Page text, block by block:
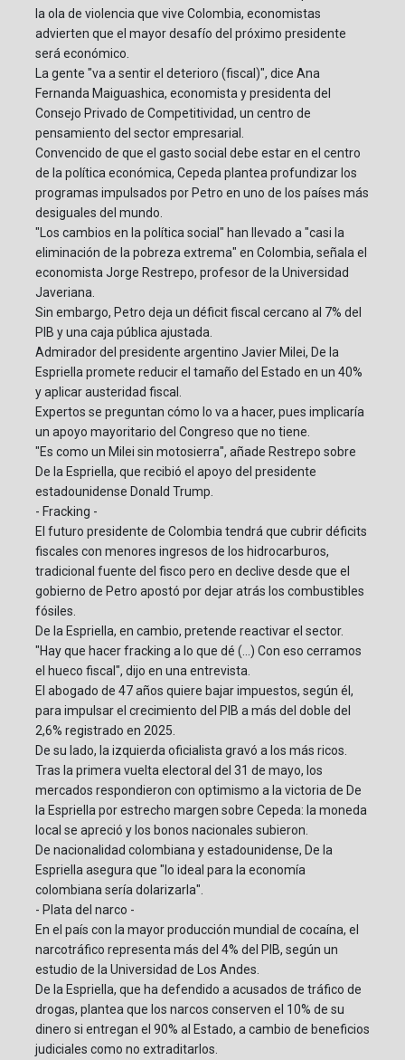
la ola de violencia que vive Colombia, economistas
advierten que el mayor desafío del próximo presidente
será económico.
La gente "va a sentir el deterioro (fiscal)", dice Ana
Fernanda Maiguashica, economista y presidenta del
Consejo Privado de Competitividad, un centro de
pensamiento del sector empresarial.
Convencido de que el gasto social debe estar en el centro
de la política económica, Cepeda plantea profundizar los
programas impulsados por Petro en uno de los países más
desiguales del mundo.
"Los cambios en la política social" han llevado a "casi la
eliminación de la pobreza extrema" en Colombia, señala el
economista Jorge Restrepo, profesor de la Universidad
Javeriana.
Sin embargo, Petro deja un déficit fiscal cercano al 7% del
PIB y una caja pública ajustada.
Admirador del presidente argentino Javier Milei, De la
Espriella promete reducir el tamaño del Estado en un 40%
y aplicar austeridad fiscal.
Expertos se preguntan cómo lo va a hacer, pues implicaría
un apoyo mayoritario del Congreso que no tiene.
"Es como un Milei sin motosierra", añade Restrepo sobre
De la Espriella, que recibió el apoyo del presidente
estadounidense Donald Trump.
- Fracking -
El futuro presidente de Colombia tendrá que cubrir déficits
fiscales con menores ingresos de los hidrocarburos,
tradicional fuente del fisco pero en declive desde que el
gobierno de Petro apostó por dejar atrás los combustibles
fósiles.
De la Espriella, en cambio, pretende reactivar el sector.
"Hay que hacer fracking a lo que dé (...) Con eso cerramos
el hueco fiscal", dijo en una entrevista.
El abogado de 47 años quiere bajar impuestos, según él,
para impulsar el crecimiento del PIB a más del doble del
2,6% registrado en 2025.
De su lado, la izquierda oficialista gravó a los más ricos.
Tras la primera vuelta electoral del 31 de mayo, los
mercados respondieron con optimismo a la victoria de De
la Espriella por estrecho margen sobre Cepeda: la moneda
local se apreció y los bonos nacionales subieron.
De nacionalidad colombiana y estadounidense, De la
Espriella asegura que "lo ideal para la economía
colombiana sería dolarizarla".
- Plata del narco -
En el país con la mayor producción mundial de cocaína, el
narcotráfico representa más del 4% del PIB, según un
estudio de la Universidad de Los Andes.
De la Espriella, que ha defendido a acusados de tráfico de
drogas, plantea que los narcos conserven el 10% de su
dinero si entregan el 90% al Estado, a cambio de beneficios
judiciales como no extraditarlos.